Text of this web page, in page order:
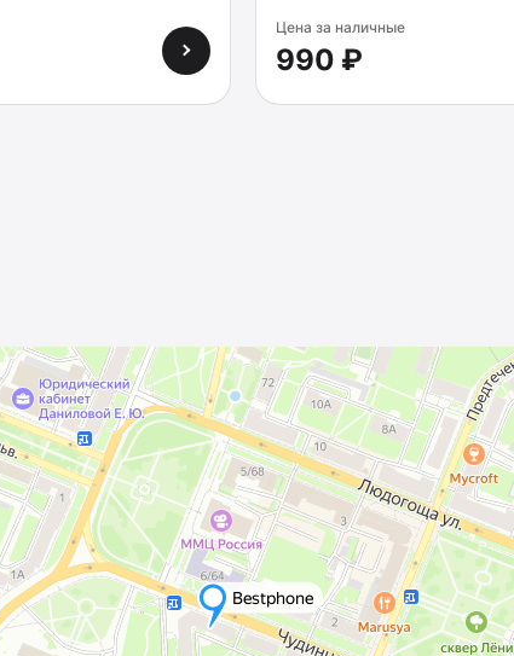
Цена за наличные
990 ₽